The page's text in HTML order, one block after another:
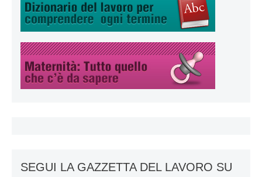
SEGUI LA GAZZETTA DEL LAVORO SU